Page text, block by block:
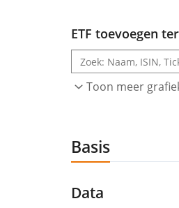
ETF toevoegen
Toon meer
Basis
Data